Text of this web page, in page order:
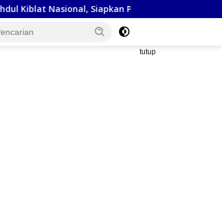
Penyesuaian Arah Kiblat
tutup